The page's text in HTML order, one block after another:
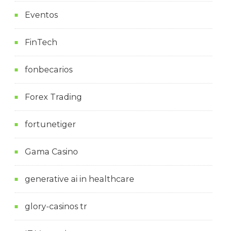
Eventos
FinTech
fonbecarios
Forex Trading
fortunetiger
Gama Casino
generative ai in healthcare
glory-casinos tr